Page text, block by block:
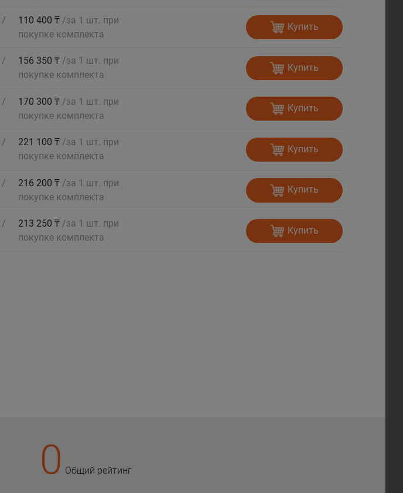
/
110 400 ₸ /за 1 шт. при
покупке комплекта
Купить
/
156 350 ₸ /за 1 шт. при
покупке комплекта
Купить
/
170 300 ₸ /за 1 шт. при
покупке комплекта
Купить
/
221 100 ₸ /за 1 шт. при
покупке комплекта
Купить
/
216 200 ₸ /за 1 шт. при
покупке комплекта
Купить
/
213 250 ₸ /за 1 шт. при
покупке комплекта
Купить
0 Общий рейтинг